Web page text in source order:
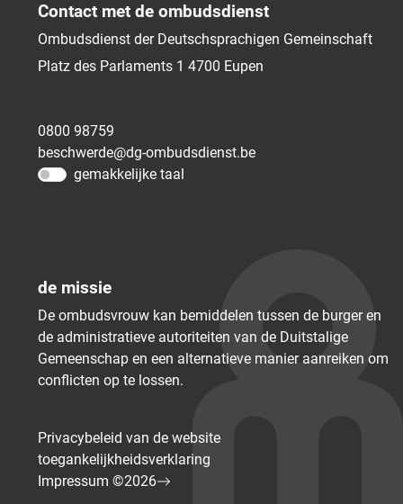
Contact met de ombudsdienst
Ombudsdienst der Deutschsprachigen Gemeinschaft
Platz des Parlaments 1 4700 Eupen
0800 98759
beschwerde@dg-ombudsdienst.be
gemakkelijke taal
de missie
De ombudsvrouw kan bemiddelen tussen de burger en
de administratieve autoriteiten van de Duitstalige
Gemeenschap en een alternatieve manier aanreiken om
conflicten op te lossen.
Privacybeleid van de website
toegankelijkheidsverklaring
Impressum ©2026